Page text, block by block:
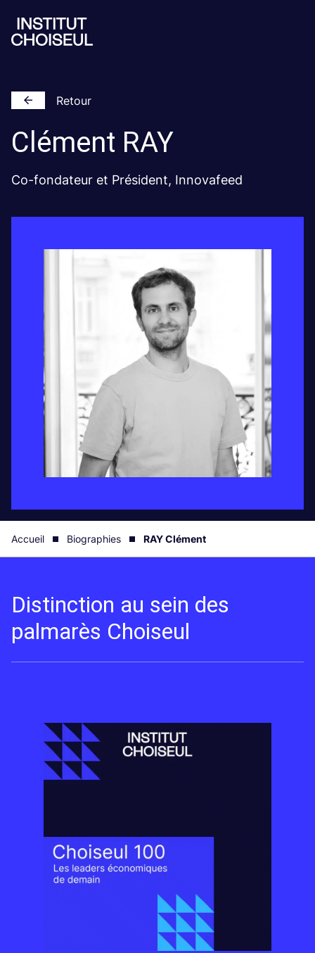
Retour
Clément RAY
Co-fondateur et Président, Innovafeed
Accueil Biographies RAY Clément
Distinction au sein des
palmarès Choiseul